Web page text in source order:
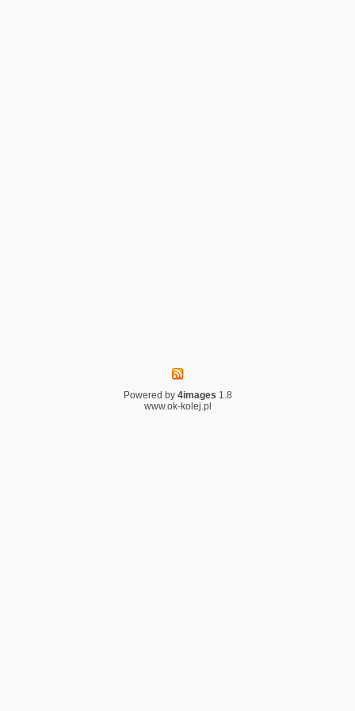
Powered by 4images 1.8
www.ok-kolej.pl